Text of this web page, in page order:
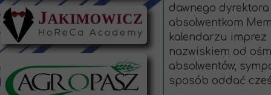
dawnego
absolwentkom
kalendarzu imprez
nazwiskiem od
absolwentów,
sposób oddać